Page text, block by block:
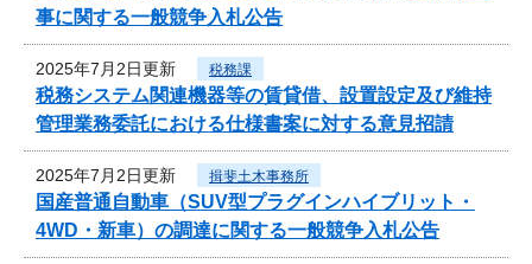
事に関する一般競争入札公告
2025年7月2日更新 税務課
税務システム関連機器等の賃貸借、設置設定及び維持
管理業務委託における仕様書案に対する意見招請
2025年7月2日更新 揖斐土木事務所
国産普通自動車（SUV型プラグインハイブリット・
4WD・新車）の調達に関する一般競争入札公告